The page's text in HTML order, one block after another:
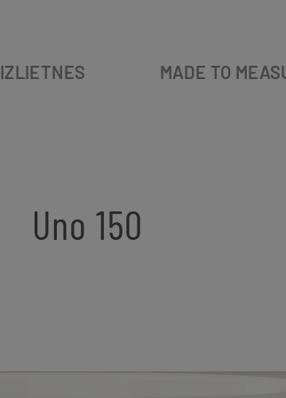
IZLIETNES MADE TO
Uno 150